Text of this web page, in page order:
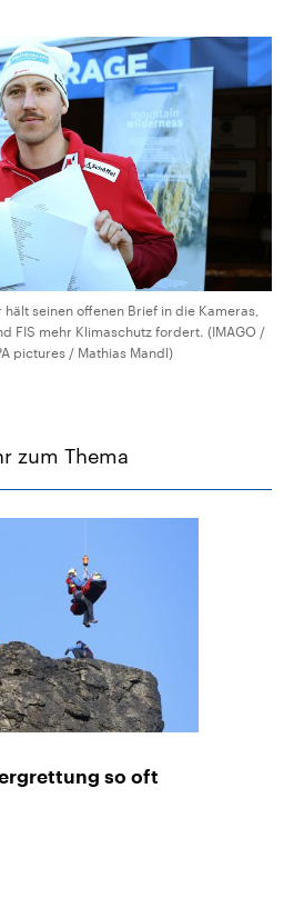
seinen offenen Brief in die Kameras,
FIS mehr Klimaschutz fordert. (IMAGO /
pictures / Mathias Mandl)
zum Thema
so oft